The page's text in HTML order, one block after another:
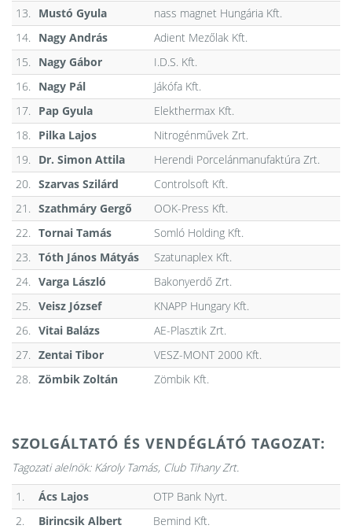
13.
Mustó Gyula
nass magnet Hungária Kft.
14.
Nagy András
Adient Mezőlak Kft.
15.
Nagy Gábor
I.D.S. Kft.
16.
Nagy Pál
Jákófa Kft.
17.
Pap Gyula
Elekthermax Kft.
18.
Pilka Lajos
Nitrogénművek Zrt.
19.
Dr. Simon Attila
Herendi Porcelánmanufaktúra Zrt.
20. Szarvas Szilárd
Controlsoft Kft.
21. Szathmáry Gergő
OOK-Press Kft.
22. Tornai Tamás
Somló Holding Kft.
23. Tóth János Mátyás
Szatunaplex Kft.
24. Varga László
Bakonyerdő Zrt.
25. Veisz József
KNAPP Hungary Kft.
26. Vitai Balázs
AE-Plasztik Zrt.
27. Zentai Tibor
VESZ-MONT 2000 Kft.
28. Zömbik Zoltán Zömbik Kft.
SZOLGÁLTATÓ ÉS VENDÉGLÁTÓ TAGOZAT:
Tagozati alelnök: Károly Tamás, Club Tihany Zrt.
1.
Ács Lajos
OTP Bank Nyrt.
2.
Birincsik Albert
Bemind Kft.